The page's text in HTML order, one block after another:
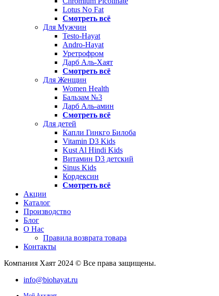
Lotus No Fat
Смотреть всё
Для Мужчин
Testo-Hayat
Andro-Hayat
Уретрофром
Дарб Аль-Хаят
Смотреть всё
Для Женщин
Women Health
Бальзам №3
Дарб Аль-амин
Смотреть всё
Для детей
Капли Гинкго Билоба
Vitamin D3 Kids
Kust Al Hindi Kids
Витамин D3 детский
Sinus Kids
Кордексин
Смотреть всё
Акции
Каталог
Производство
Блог
О Нас
Правила возврата товара
Контакты
Компания Хаят 2024 © Все права защищены.
info@biohayat.ru